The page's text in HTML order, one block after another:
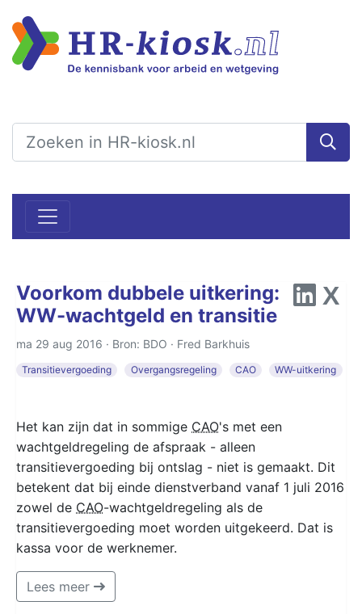
Voorkom dubbele uitkering:
WW-wachtgeld en transitie
ma 29 aug 2016 · Bron: BDO · Fred Barkhuis
Transitievergoeding Overgangsregeling CAO WW-uitkering
Het kan zijn dat in sommige CAO's met een
wachtgeldregeling de afspraak - alleen
transitievergoeding bij ontslag - niet is gemaakt. Dit
betekent dat bij einde dienstverband vanaf 1 juli 2016
zowel de CAO-wachtgeldregeling als de
transitievergoeding moet worden uitgekeerd. Dat is
kassa voor de werknemer.
Lees meer